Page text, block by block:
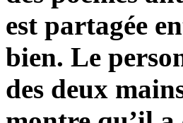
est partagée
bien. Le
des deux